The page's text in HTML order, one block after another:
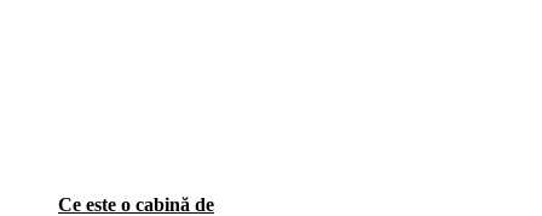
Ce este o cabină de